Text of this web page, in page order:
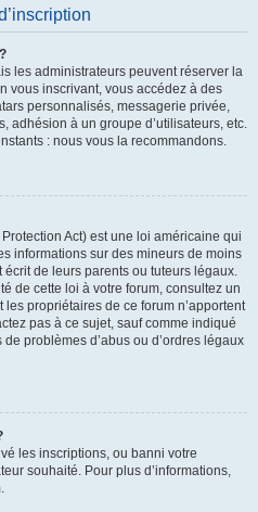
les administrateurs peuvent réserver la
vous inscrivant, vous accédez à des
personnalisés, messagerie privée,
adhésion à un groupe d’utilisateurs, etc.
: nous vous la recommandons.
Act) est une loi américaine qui
informations sur des mineurs de moins
de leurs parents ou tuteurs légaux.
de cette loi à votre forum, consultez un
propriétaires de ce forum n’apportent
pas à ce sujet, sauf comme indiqué
problèmes d’abus ou d’ordres légaux
les inscriptions, ou banni votre
souhaité. Pour plus d’informations,